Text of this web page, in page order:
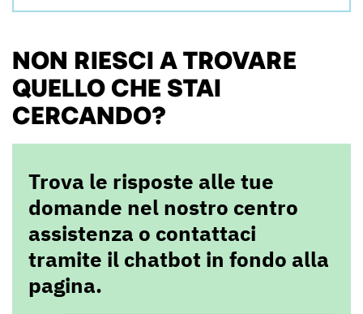
NON RIESCI A TROVARE
QUELLO CHE STAI
CERCANDO?
Trova le risposte alle tue
domande nel nostro centro
assistenza o contattaci
tramite il chatbot in fondo alla
pagina.